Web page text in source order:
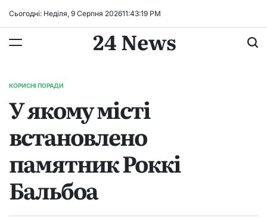
Сьогодні: Неділя, 9 Серпня 202611:43:20 PM
24 News
ОПУБЛІКУВАТИ
КОРИСНІ ПОРАДИ
У якому місті
встановлено
памятник Роккі
Бальбоа